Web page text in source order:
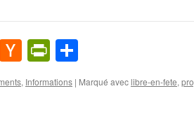
EmailHacker
News
PrintFriendly
, Informations | Marqué aveclibre-en-fete,